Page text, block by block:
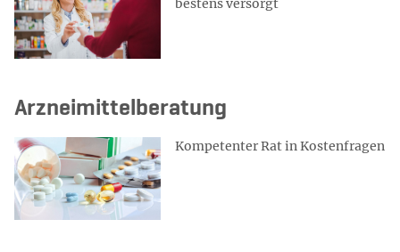
bestens versorgt
Arzneimittelberatung
Kompetenter Rat in Kostenfragen